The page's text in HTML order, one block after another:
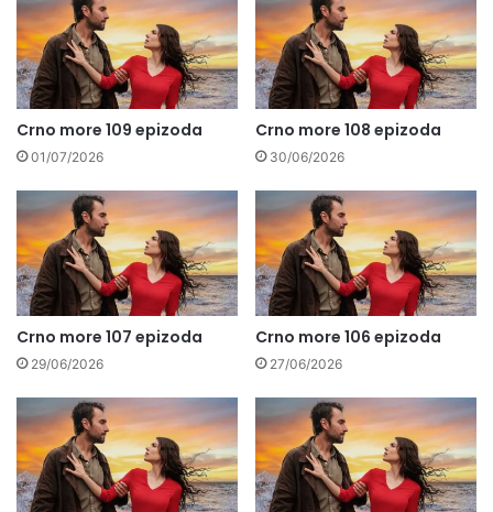
Crno more 109 epizoda
01/07/2026
Crno more 108 epizoda
30/06/2026
Crno more 107 epizoda
29/06/2026
Crno more 106 epizoda
27/06/2026